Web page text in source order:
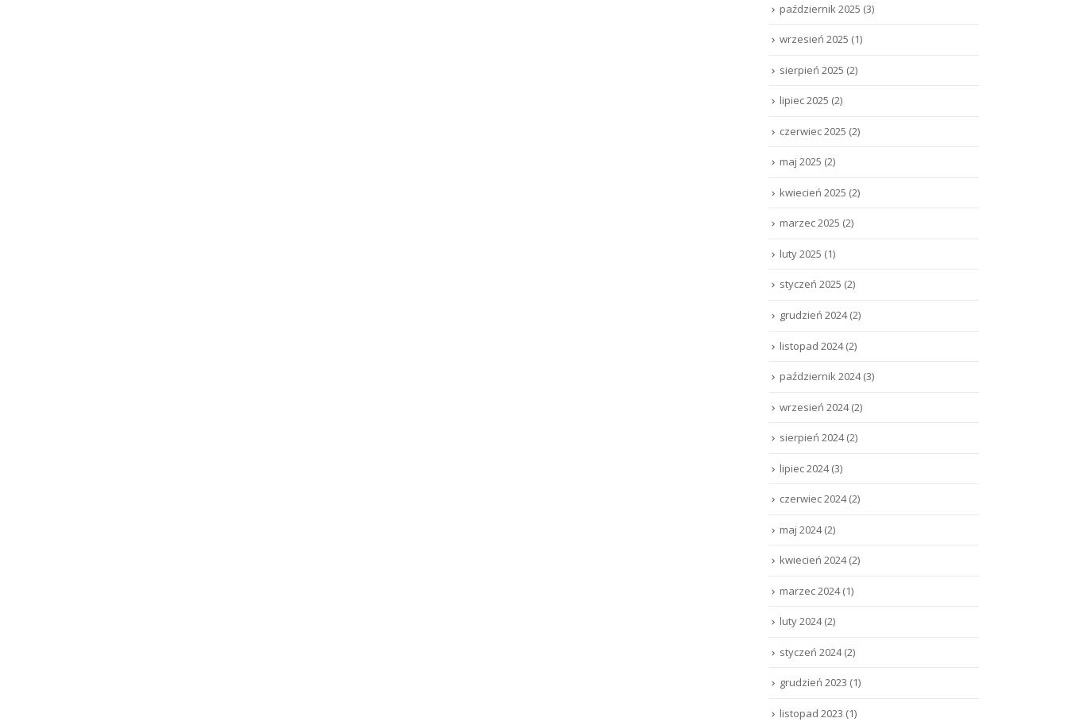
październik 2025 (3)
wrzesień 2025 (1)
sierpień 2025 (2)
lipiec 2025 (2)
czerwiec 2025 (2)
maj 2025 (2)
kwiecień 2025 (2)
marzec 2025 (2)
luty 2025 (1)
styczeń 2025 (2)
grudzień 2024(2)
listopad 2024(2)
październik 2024(3)
wrzesień 2024(2)
sierpień 2024(2)
lipiec 2024(3)
czerwiec 2024(2)
maj 2024(2)
kwiecień 2024(2)
marzec 2024(1)
luty 2024(2)
styczeń 2024(2)
grudzień 2023 (1)
listopad 2023 (1)